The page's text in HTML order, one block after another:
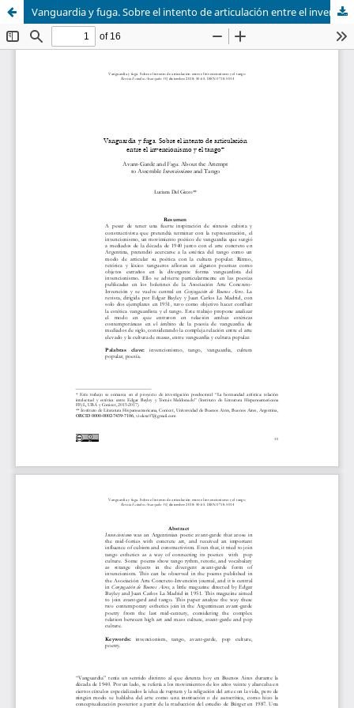
Vanguardia y fuga. Sobre el intento de articulación entre el invencionismo y el tango